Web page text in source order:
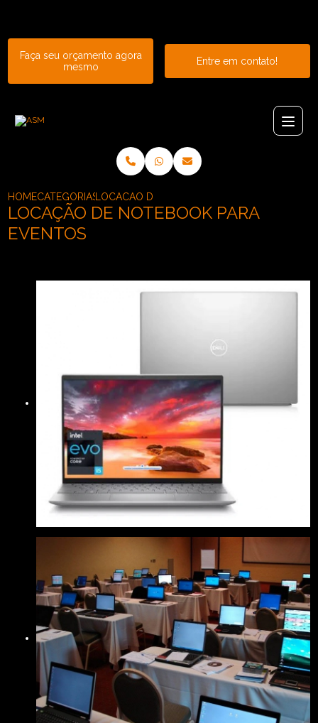
Faça seu orçamento agora
mesmo
Entre em contato!
HOMECATEGORIAS LOCACAO DE NOTEBOOK PARA EVENTOS
LOCAÇÃO DE NOTEBOOK PARA
EVENTOS